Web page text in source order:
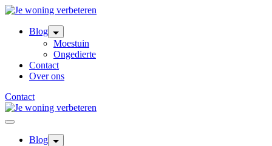
Skip
contentBlog
Moestuin
Ongedierte
Contact
Over ons
Contact
Blog